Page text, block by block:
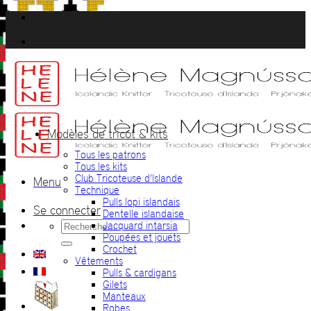
Passer
au
contenu
Menu
Se connecter
Recherche
pour :
Modèles de tricot & kits
Tous les patrons
Tous les kits
Club Tricoteuse d’Islande
Technique
Pulls lopi islandais
Dentelle islandaise
Jacquard intarsia
Poupées et jouets
Crochet
Vêtements
Pulls & cardigans
Gilets
Manteaux
Robes